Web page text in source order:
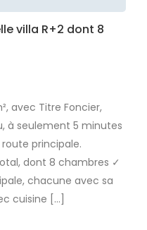
villa R+2 dont 8
avec Titre Foncier,
à seulement 5 minutes
principale.
dont 8 chambres ✓
chacune avec sa
cuisine […]